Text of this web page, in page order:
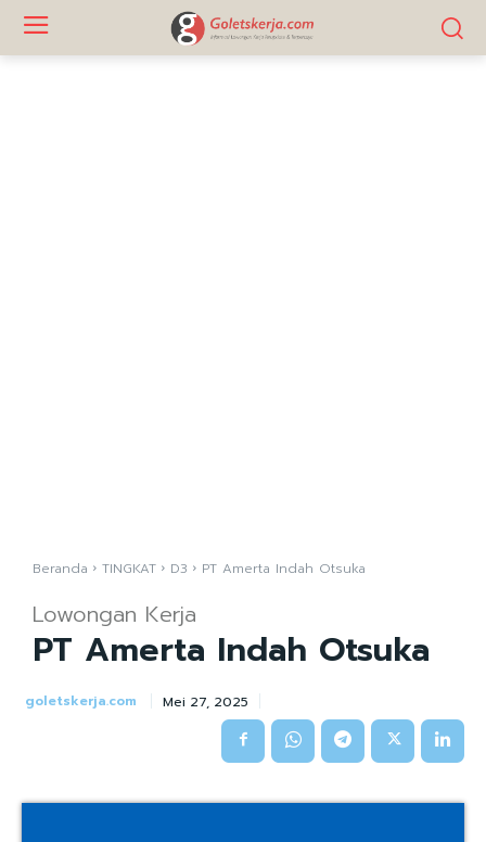
Beranda TINGKAT D3 PT Amerta Indah Otsuka
Lowongan Kerja
PT Amerta Indah Otsuka
goletskerja.com Mei 27, 2025